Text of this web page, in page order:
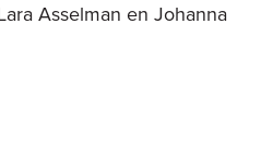
Asselman en Johanna